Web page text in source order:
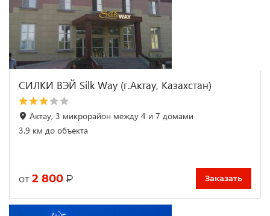
СИЛКИ ВЭЙ Silk Way (г.Актау, Казахстан)
Актау, 3 микрорайон между 4 и 7 домами
3.9 км до объекта
от 2 800 ₽ Заказать